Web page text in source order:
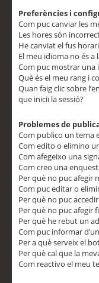
Preferències i
Com puc canviar les
Les hores són
He canviat el fus
El meu idioma no és a
Com puc mostrar una
Què és el meu rang i
Quan faig clic sobre
que iniciï la sessió?
Problemes de
Com publico un tema
Com edito o elimino
Com afegeixo una
Com creo una
Per què no puc afegir
Com puc editar o
Per què no puc
Per què no puc afegir
Per què he rebut un
Com puc informar
Per a què serveix el
Per què cal que la
Com reactivo el meu